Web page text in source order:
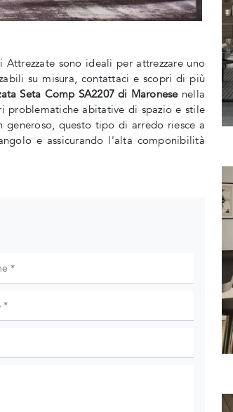
sono ideali per attrezzare uno
su misura, contattaci e scopri di più
Seta Comp SA2207 di Maronesenella
problematiche abitative di spazio e stile
generoso, questo tipo di arredo riesce a
e assicurando l'alta componibilità